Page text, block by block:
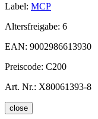
Label: MCP
Altersfreigabe: 6
EAN: 9002986613930
Preiscode: C200
Art. Nr.: X80061393-8
close